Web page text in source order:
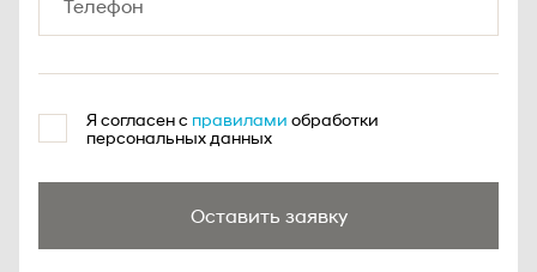
Я согласен с правилами обработки
персональных данных
Оставить заявку